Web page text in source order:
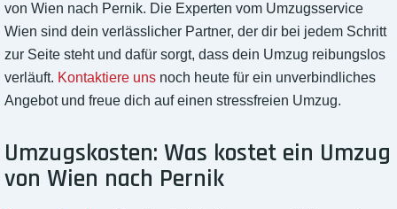
von Wien nach Pernik. Die Experten vom Umzugsservice
Wien sind dein verlässlicher Partner, der dir bei jedem Schritt
zur Seite steht und dafür sorgt, dass dein Umzug reibungslos
verläuft. Kontaktiere uns noch heute für ein unverbindliches
Angebot und freue dich auf einen stressfreien Umzug.
Umzugskosten: Was kostet ein Umzug
von Wien nach Pernik